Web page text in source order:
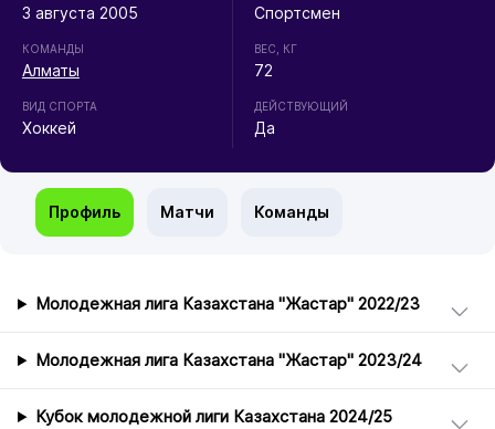
3 августа 2005
КОМАНДЫ
Алматы
ВИД СПОРТА
Хоккей
Спортсмен
ВЕС, КГ
72
ДЕЙСТВУЮЩИЙ
Да
Профиль Матчи Команды
Молодежная лига Казахстана "Жастар" 2022/23
Молодежная лига Казахстана "Жастар" 2023/24
Кубок молодежной лиги Казахстана 2024/25